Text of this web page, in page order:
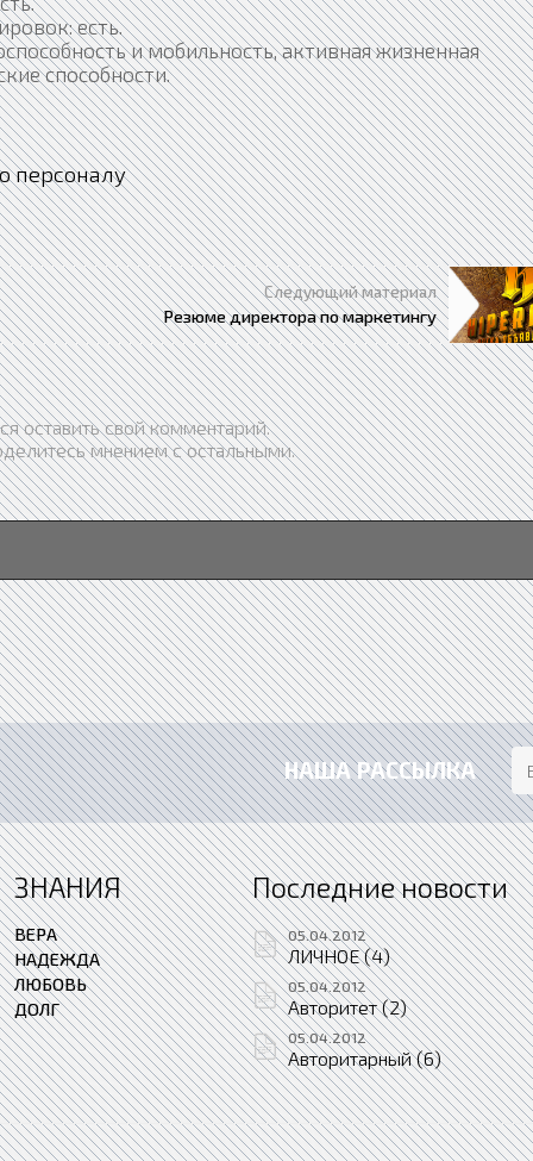
есть.
и мобильность, активная жизненная
способности.
персоналу
Следующий материал
Резюме директора по маркетингу
оставить свой комментарий.
мнением с остальными.
НАША РАССЫЛКА
ЗНАНИЯ
ВЕРА
НАДЕЖДА
ЛЮБОВЬ
ДОЛГ
Последние новости
05.04.2012
ЛИЧНОЕ (4)
05.04.2012
Авторитет (2)
05.04.2012
Авторитарный (6)